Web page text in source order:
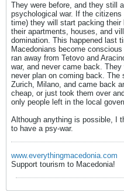
They were before, and they still
psychological war. If the
time) they will start packing
their apartments, houses, and
domination. This happened last
Macedonians become
ran away from Tetovo and
war, and never came back.
never plan on coming back.
Zurich, Milano, and came back
cheap, or just took them over
only people left in the local
Although anything is possible, I
to have a psy-war.
www.everythingmacedonia.com
Support tourism to Macedonia!